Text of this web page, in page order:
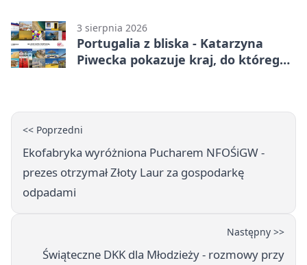
3 sierpnia 2026
Portugalia z bliska - Katarzyna
Piwecka pokazuje kraj, do którego
<< Poprzedni
Ekofabryka wyróżniona Pucharem NFOŚiGW -
prezes otrzymał Złoty Laur za gospodarkę
odpadami
Następny >>
Świąteczne DKK dla Młodzieży - rozmowy przy